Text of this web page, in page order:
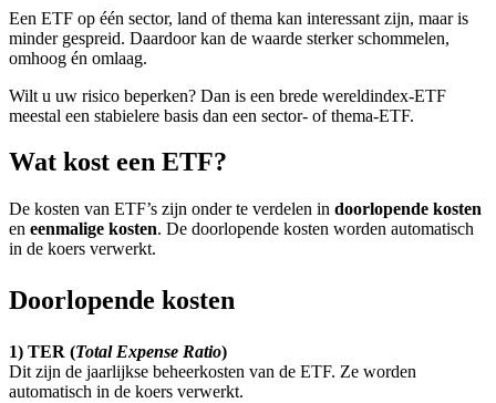
Een ETF op één sector, land of thema kan interessant zijn, maar is
minder gespreid. Daardoor kan de waarde sterker schommelen,
omhoog én omlaag.
Wilt u uw risico beperken? Dan is een brede wereldindex-ETF
meestal een stabielere basis dan een sector- of thema-ETF.
Wat kost een ETF?
De kosten van ETF’s zijn onder te verdelen in doorlopende kosten
en eenmalige kosten. De doorlopende kosten worden automatisch
in de koers verwerkt.
Doorlopende kosten
1) TER (Total Expense Ratio)
Dit zijn de jaarlijkse beheerkosten van de ETF. Ze worden
automatisch in de koers verwerkt.